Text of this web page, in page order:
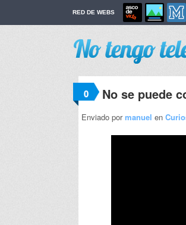
RED DE WEBS
0 No se puede
Enviado pormanuel en